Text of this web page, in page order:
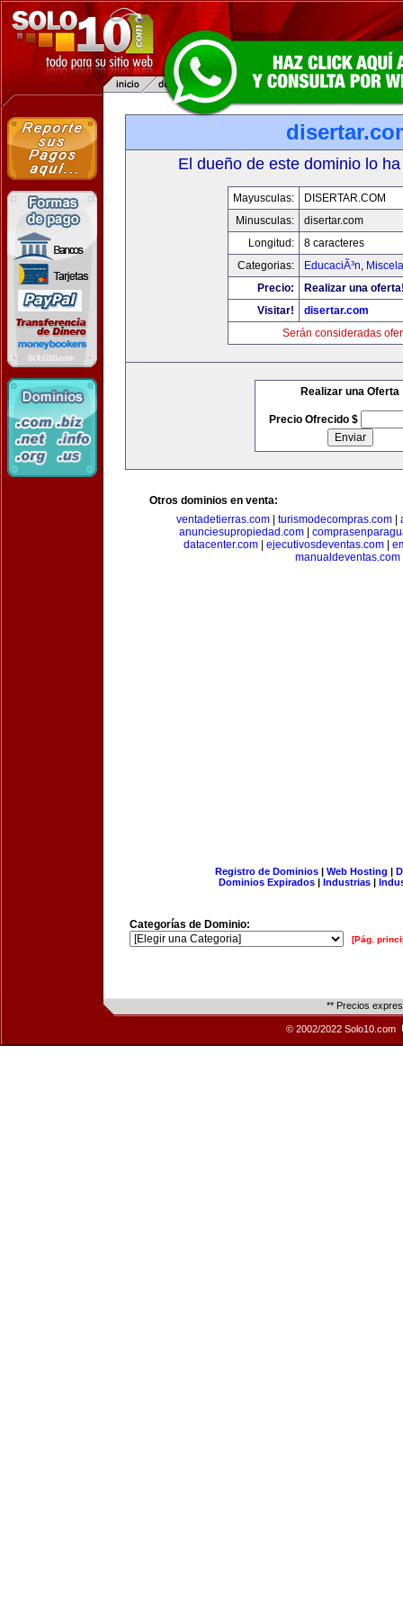
El dueño de este dominio lo
Mayusculas:
DISERTAR.COM
Minusculas:
disertar.com
Longitud:
8 caracteres
Categorias:
EducaciÃ³n,
Precio:
Realizar una
Visitar!
disertar.com
Serán consideradas
Realizar una Oferta
Precio Ofrecido $
Otros dominios en venta:
ventadetierras.com
turismodecompras.com
anunciesupropiedad.com|
datacenter.com
ejecutivosdeventas.com
manualdeventas.com
Registro de Dominios| Web Hosting |
Dominios Expirados | Industrias |
Categorías de Dominio:
[Pág.
** Precios
© 2002/2022 Solo10.com